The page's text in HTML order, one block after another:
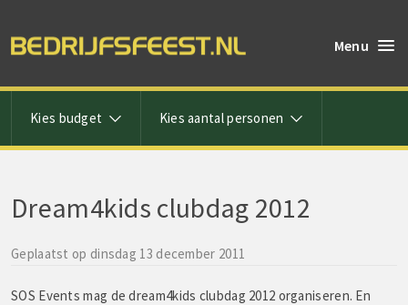
Menu
Kies budget Kies aantal personen
Dream4kids clubdag 2012
Geplaatst op dinsdag 13 december 2011
SOS Events mag de dream4kids clubdag 2012 organiseren. En